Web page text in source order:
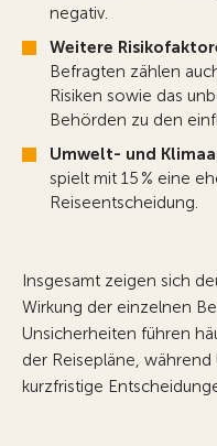
negativ.
Weitere
Befragten zählen
Risiken sowie das
Behörden zu den
Umwelt- und
spielt mit 15 % eine
Reiseentscheidung.
Insgesamt zeigen sich
Wirkung der einzelnen
Unsicherheiten führen
der Reisepläne,
kurzfristige